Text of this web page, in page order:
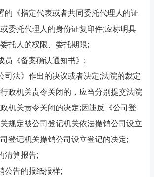
的《指定代表或者共同委托代理人的证
委托代理人的身份证复印件;应标明具
托人的权限、委托期限;
员《备案确认通知书》;
司法》作出的决议或者决定;法院的裁定
政机关责令关闭的，应当分别提交法院
机关责令关闭的决定;因违反《公司登
规定被公司登记机关依法撤销公司设立
登记机关撤销公司设立登记的决定;
清算报告;
公告的报纸报样;